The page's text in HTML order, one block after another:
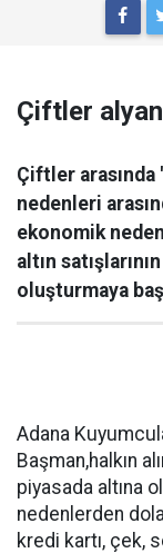
Çiftler
Çiftler arasında
nedenleri
ekonomik
altın
oluşturmaya
Adana
Başman,halkın
piyasada altına
nedenlerden
kredi kartı, çek,